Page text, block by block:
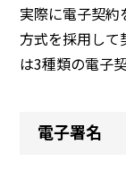
実際に電子契
方式を採用して
は3種類の電子
電子署名